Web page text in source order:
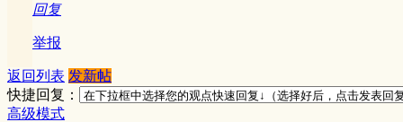
回复
举报
返回列表 发新帖
快捷回复：
高级模式